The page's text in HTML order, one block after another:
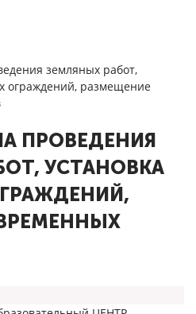
земляных работ,
ограждений, размещение
ПРОВЕДЕНИЯ
УСТАНОВКА